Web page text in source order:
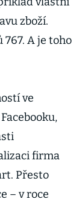
zboží.
A je toho
ve
firma
Přesto
– v roce